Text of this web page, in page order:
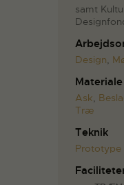
samt
Design,
Materiale
Ask,
Træ
Teknik
Prototype